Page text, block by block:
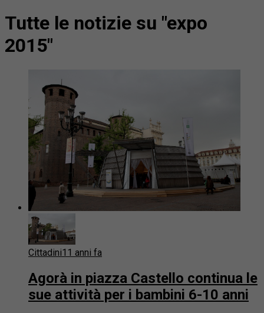
Tutte le notizie su "expo
2015"
Cittadini11 anni fa
Agorà in piazza Castello continua le
sue attività per i bambini 6-10 anni